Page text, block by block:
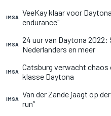
IMSA
VeeKay klaar voor
endurance"
IMSA
24 uur van Daytona
Nederlanders en meer
IMSA
Catsburg verwacht chaos
klasse Daytona
IMSA
Van der Zande jaagt op
run”